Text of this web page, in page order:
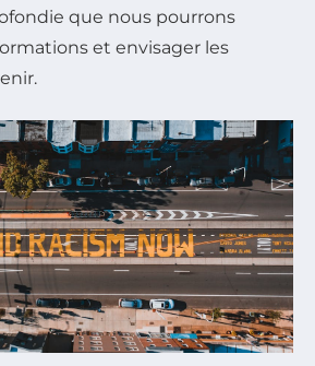
que nous pourrons
et envisager les